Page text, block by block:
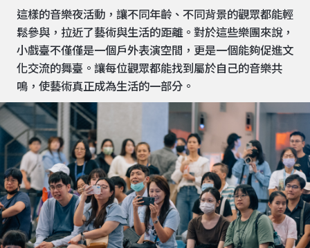
這樣的音樂夜活動，讓不同年齡、不同背景的觀眾都能輕
鬆參與，拉近了藝術與生活的距離。對於這些樂團來說，
小戲臺不僅僅是一個戶外表演空間，更是一個能夠促進文
化交流的舞臺。讓每位觀眾都能找到屬於自己的音樂共
鳴，使藝術真正成為生活的一部分。